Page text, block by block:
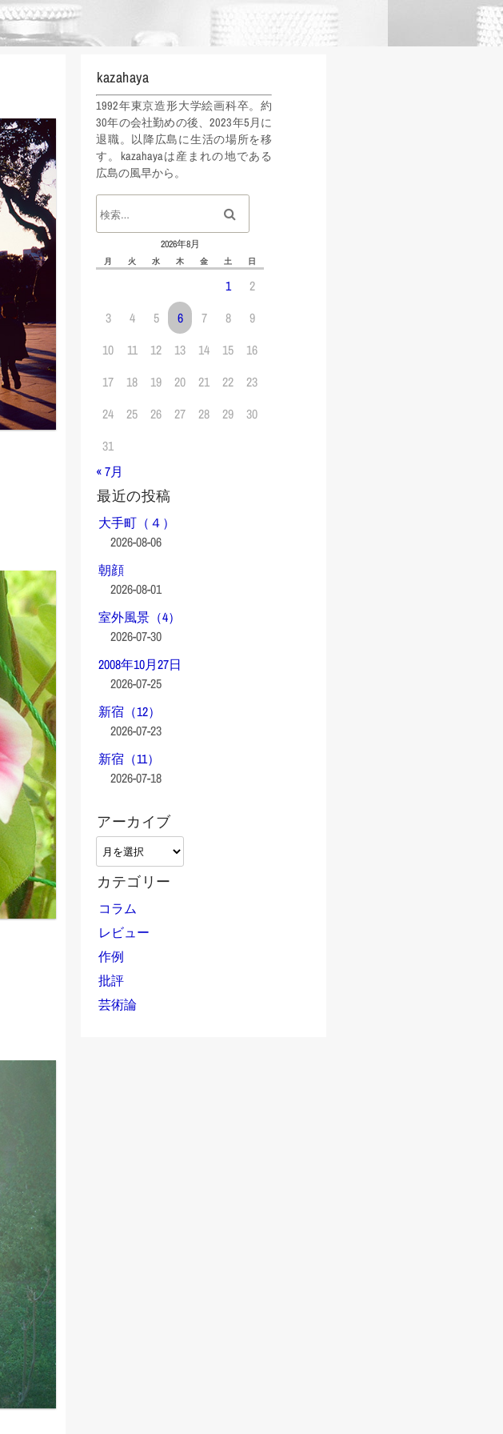
kazahaya
1992年東京造形大学絵画科卒。約
30年の会社勤めの後、2023年5月に
退職。以降広島に生活の場所を移
す。kazahayaは産まれの地である
広島の風早から。
2026年8月
月 火 水 木 金 土 日
1
2
3
4 5 6 7 8
9
10
11 12 13 14 15
16
17
18 19 20 21 22
23
24
25 26 27 28 29
30
31
« 7月
最近の投稿
大手町（４）
2026-08-06
朝顔
2026-08-01
室外風景（4）
2026-07-30
2008年10月27日
2026-07-25
新宿（12）
2026-07-23
新宿（11）
2026-07-18
アーカイブ
ア
ー
カ
イ
カテゴリー
コラム
レビュー
作例
批評
芸術論